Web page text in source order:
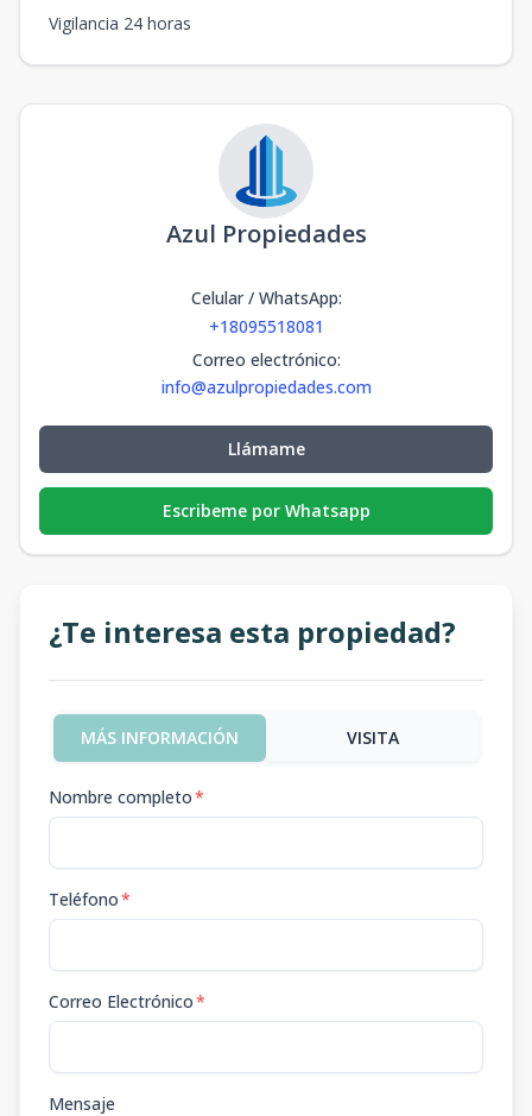
Vigilancia 24 horas
Azul Propiedades
Celular / WhatsApp:
+18095518081
Correo electrónico:
info@azulpropiedades.com
Llámame
Escribeme por Whatsapp
¿Te interesa esta propiedad?
MÁS INFORMACIÓN VISITA
Nombre completo*
Teléfono*
Correo Electrónico*
Mensaje